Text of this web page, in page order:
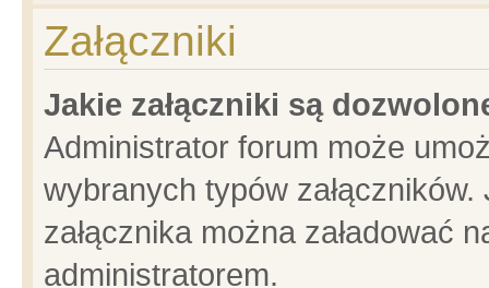
Załączniki
Jakie załączniki są
Administrator forum może
wybranych typów
załącznika można załadować
administratorem.